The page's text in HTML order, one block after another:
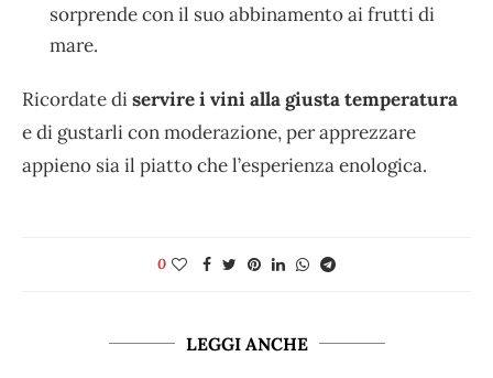
sorprende con il suo abbinamento ai frutti di
mare.
Ricordate diservire i vini alla giusta temperatura
e di gustarli con moderazione, per apprezzare
appieno sia il piatto che l’esperienza enologica.
0
LEGGI ANCHE